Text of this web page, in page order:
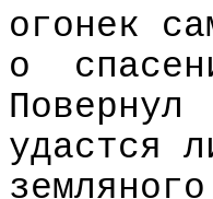
огонек
о
Повернул
удастся